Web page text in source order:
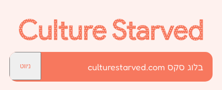
בלוג סקס culturestarved.com ניווט